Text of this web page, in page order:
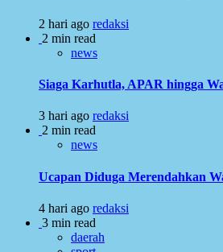
2 hari ago redaksi
2 min read
news
Siaga Karhutla, APAR hingga
3 hari ago redaksi
2 min read
news
Ucapan Diduga Merendahkan
4 hari ago redaksi
3 min read
daerah